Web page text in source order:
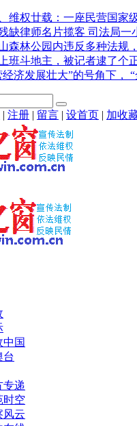
维权廿载：一座民营国家
缺律师名片揽客 司法局一
森林公园内违反多种法规
班斗地主，被记者逮了个
济发展壮大”的号角下，
| 注册 | 留言 | 设首页 | 加收
中国
台
专递
时空
风云